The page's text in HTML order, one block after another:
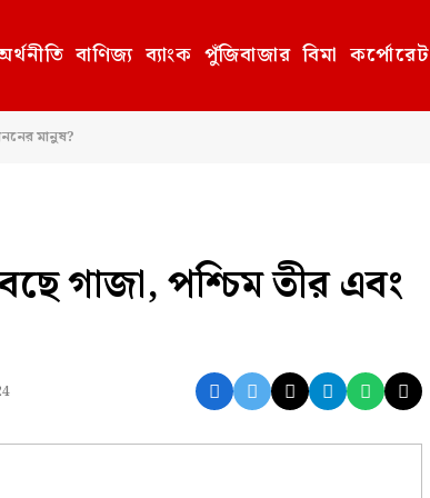
বাণিজ্য ব্যাংক পুঁজিবাজার বিমা কর্পোরেট
মানুষ?
গাজা, পশ্চিম তীর এবং